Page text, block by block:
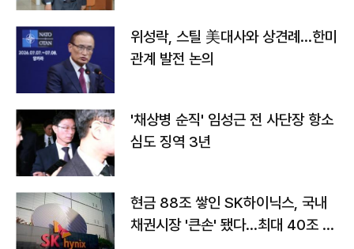
위성락, 스틸 美대사와 상견례…한미
관계 발전 논의
'채상병 순직' 임성근 전 사단장 항소
심도 징역 3년
현금 88조 쌓인 SK하이닉스, 국내
채권시장 '큰손' 됐다…최대 40조 투